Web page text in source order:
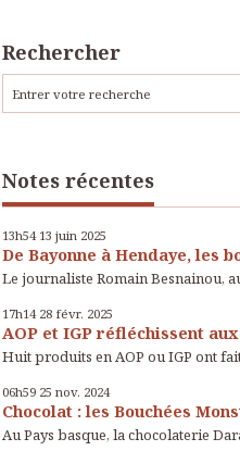
Rechercher
Notes récentes
13h54 13 juin 2025
De Bayonne à Hendaye, les
Le journaliste Romain Besnainou,
17h14 28 févr. 2025
AOP et IGP réfléchissent
Huit produits en AOP ou IGP ont fait
06h59 25 nov. 2024
Chocolat : les Bouchées
Au Pays basque, la chocolaterie